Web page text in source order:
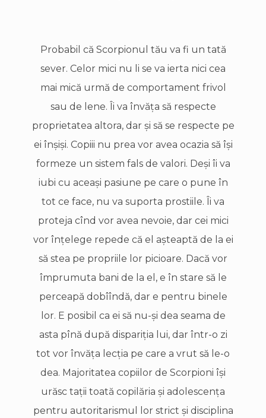
Probabil că Scorpionul tău va fi un tată
sever. Celor mici nu li se va ierta nici cea
mai mică urmă de comportament frivol
sau de lene. Îi va învăţa să respecte
proprietatea altora, dar şi să se respecte pe
ei înşişi. Copiii nu prea vor avea ocazia să îşi
formeze un sistem fals de valori. Deşi îi va
iubi cu aceaşi pasiune pe care o pune în
tot ce face, nu va suporta prostiile. Îi va
proteja cînd vor avea nevoie, dar cei mici
vor înţelege repede că el aşteaptă de la ei
să stea pe propriile lor picioare. Dacă vor
împrumuta bani de la el, e în stare să le
perceapă dobîîndă, dar e pentru binele
lor. E posibil ca ei să nu-şi dea seama de
asta pînă după dispariţia lui, dar într-o zi
tot vor învăţa lecţia pe care a vrut să le-o
dea. Majoritatea copiilor de Scorpioni îşi
urăsc taţii toată copilăria şi adolescenţa
pentru autoritarismul lor strict şi disciplina